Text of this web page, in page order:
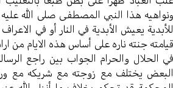
ونواهيه هذا النبي المصطفى صلى الله
للأبدية يعيش الأبدية في النار أو في
قيامته جنته ناره على أساس هذه الايام من
في الحلال والحرام الجواب بين راجع
البعض يختلف مع زوجته مع شريكه مع